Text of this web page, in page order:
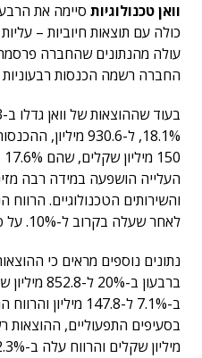
וואן טכנולוגיות
כולה עם תוצאות חיוביות –
עולה מהנתונים שהחברה
החברה רשמה הכנסות
18.1%, ל-930.6
לאחר שעלה בקרוב ל-10%. על פי וואן, מדובר בשיא רבעוני.
נתונים נוספים מראים כי
ברבעון ב-
מיליון שקלים והרווח עלה ב-12.3% ל-70 מיליון.